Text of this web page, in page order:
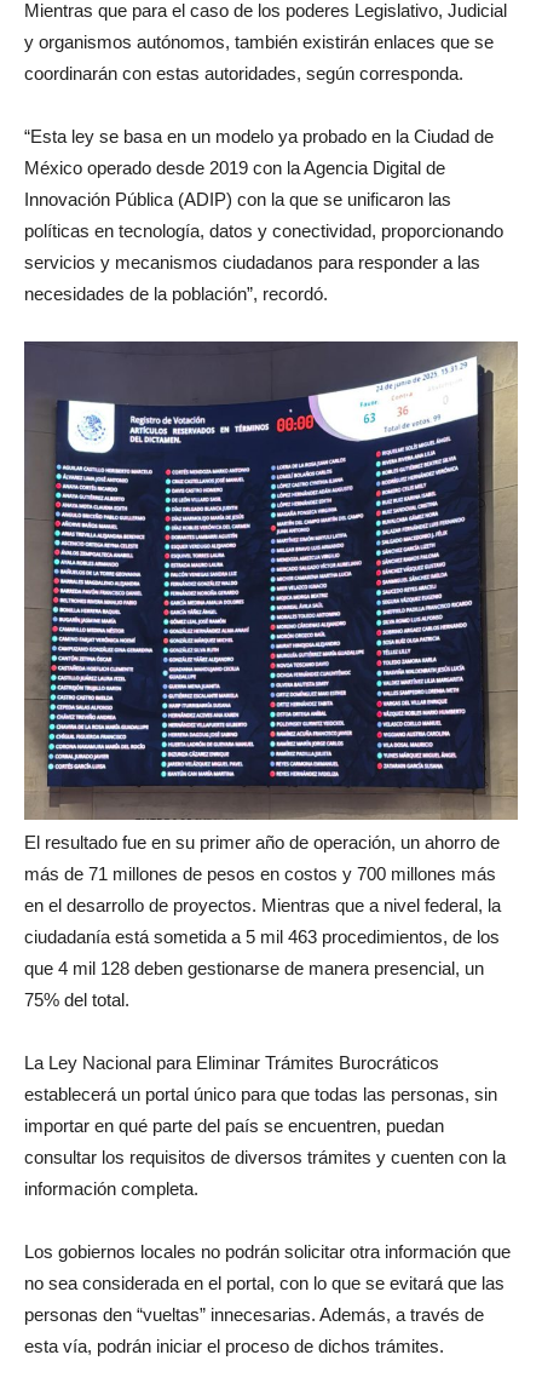
Mientras que para el caso de los poderes Legislativo, Judicial
y organismos autónomos, también existirán enlaces que se
coordinarán con estas autoridades, según corresponda.
“Esta ley se basa en un modelo ya probado en la Ciudad de
México operado desde 2019 con la Agencia Digital de
Innovación Pública (ADIP) con la que se unificaron las
políticas en tecnología, datos y conectividad, proporcionando
servicios y mecanismos ciudadanos para responder a las
necesidades de la población”, recordó.
El resultado fue en su primer año de operación, un ahorro de
más de 71 millones de pesos en costos y 700 millones más
en el desarrollo de proyectos. Mientras que a nivel federal, la
ciudadanía está sometida a 5 mil 463 procedimientos, de los
que 4 mil 128 deben gestionarse de manera presencial, un
75% del total.
La Ley Nacional para Eliminar Trámites Burocráticos
establecerá un portal único para que todas las personas, sin
importar en qué parte del país se encuentren, puedan
consultar los requisitos de diversos trámites y cuenten con la
información completa.
Los gobiernos locales no podrán solicitar otra información que
no sea considerada en el portal, con lo que se evitará que las
personas den “vueltas” innecesarias. Además, a través de
esta vía, podrán iniciar el proceso de dichos trámites.